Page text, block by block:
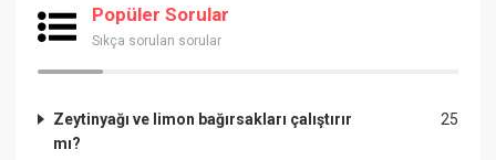
Popüler Sorular
Sıkça sorulan sorular
25
Zeytinyağı ve limon bağırsakları çalıştırır
mı?